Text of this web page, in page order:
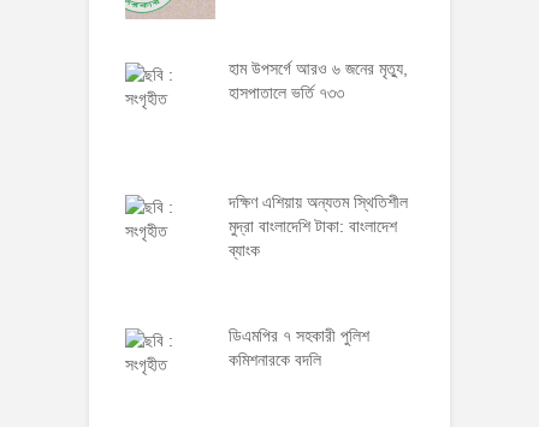
হাম উপসর্গে আরও ৬ জনের মৃত্যু,
হাসপাতালে ভর্তি ৭৩৩
দক্ষিণ এশিয়ায় অন্যতম স্থিতিশীল
মুদ্রা বাংলাদেশি টাকা: বাংলাদেশ
ব্যাংক
ডিএমপির ৭ সহকারী পুলিশ
কমিশনারকে বদলি